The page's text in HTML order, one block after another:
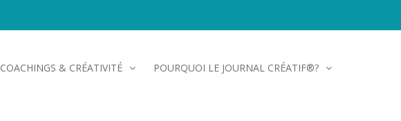
COACHINGS & CRÉATIVITÉ POURQUOI LE JOURNAL CRÉATIF®?